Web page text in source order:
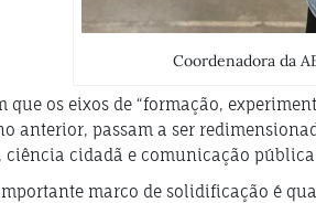
Coordenadora da
que os eixos de “formação,
anterior, passam a ser
ciência cidadã e comunicação
marco de solidificação é